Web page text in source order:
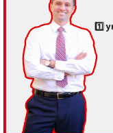
телеграм
3️⃣ поставьте
комментарий
Так я буду
что-то важное
1️⃣